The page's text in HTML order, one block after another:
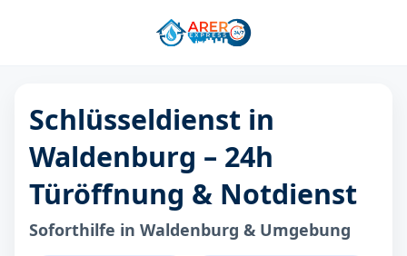
Schlüsseldienst in
Waldenburg – 24h
Türöffnung & Notdienst
Soforthilfe in Waldenburg & Umgebung